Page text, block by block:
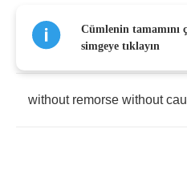
kiss the burning hatred
without remorse without
Cümlenin tamamını
simgeye tıklayın